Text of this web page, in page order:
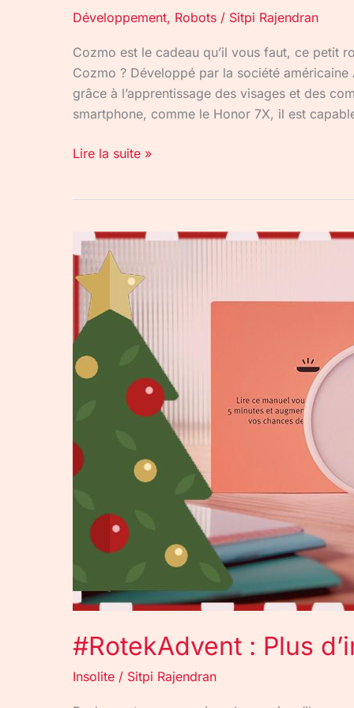
Développement, Robots / Sitpi Rajendran
Cozmo est le cadeau qu’il vous faut, ce petit
Cozmo ? Développé par la société
grâce à l’apprentissage des visages et des
smartphone, comme le Honor 7X, il est
Lire la suite »
#RotekAdvent : Plus
Insolite / Sitpi Rajendran
#RotekAdvent :
Plus
d’insomnie
avec
Dodow